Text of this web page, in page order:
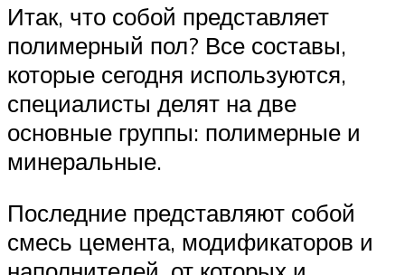
Итак, что собой представляет
полимерный пол? Все составы,
которые сегодня используются,
специалисты делят на две
основные группы: полимерные и
минеральные.
Последние представляют собой
смесь цемента, модификаторов и